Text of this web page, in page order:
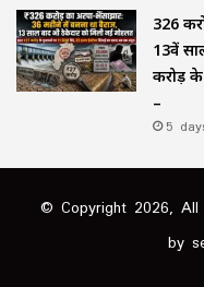
₹326
13वें
करोड़
–
5
© Copyright 2026, All
by